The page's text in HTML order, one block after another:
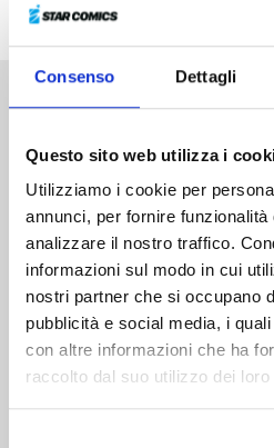
Consenso Dettagli
Questo sito web utilizza i
Utilizziamo i cookie per
annunci, per fornire
analizzare il nostro traffico.
informazioni sul modo in cui
nostri partner che si occupano
pubblicità e social media, i
con altre informazioni che ha
raccolto dal suo utilizzo dei